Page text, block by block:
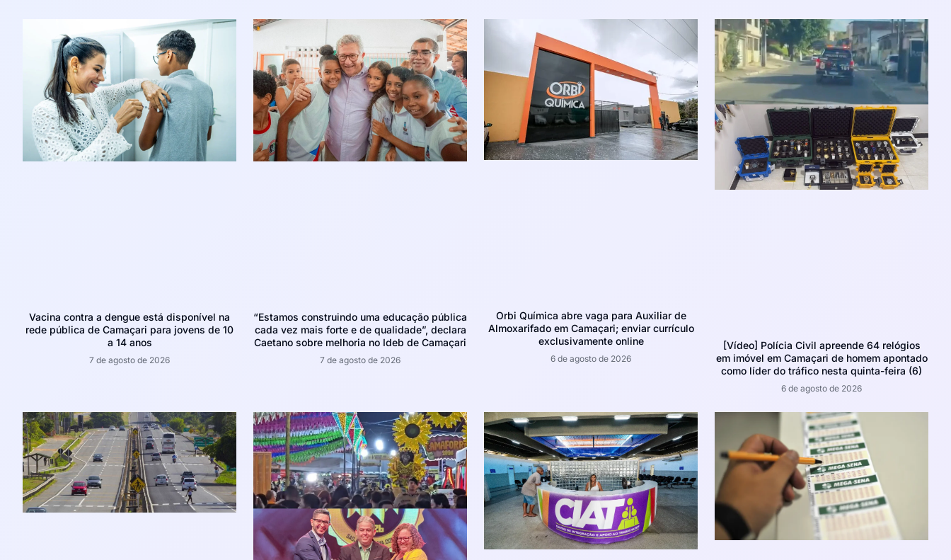
Vacina contra a dengue está disponível na
rede pública de Camaçari para jovens de 10
a 14 anos
7 de agosto de 2026
“Estamos construindo uma educação pública
cada vez mais forte e de qualidade”, declara
Caetano sobre melhoria no Ideb de Camaçari
7 de agosto de 2026
Orbi Química abre vaga para Auxiliar de
Almoxarifado em Camaçari; enviar currículo
exclusivamente online
6 de agosto de 2026
[Vídeo] Polícia Civil apreende 64 relógios
em imóvel em Camaçari de homem apontado
como líder do tráfico nesta quinta-feira (6)
6 de agosto de 2026